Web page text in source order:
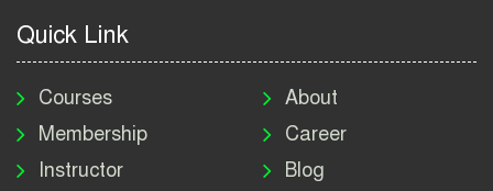
নিয়োগ বিজ্ঞপ্তি ২০২৬ | DNC
Job Circular 2026
পাসপোর্ট করতে কি কি লাগে
Quick Link
Courses
Membership
Instructor
About
Career
Blog